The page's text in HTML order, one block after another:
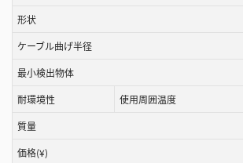
形状
ケーブル曲げ半径
最小検出物体
耐環境性
使用周囲温度
質量
価格(¥)